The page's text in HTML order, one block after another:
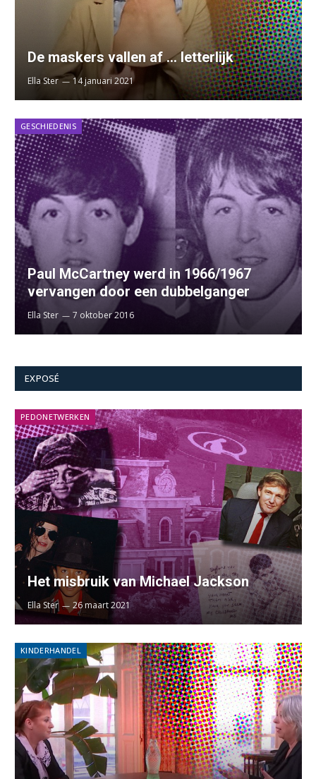
De maskers vallen af … letterlijk
Ella Ster 14 januari 2021
GESCHIEDENIS
Paul McCartney werd in 1966/1967
vervangen door een dubbelganger
Ella Ster 7 oktober 2016
EXPOSÉ
PEDONETWERKEN
Het misbruik van Michael Jackson
Ella Ster 26 maart 2021
KINDERHANDEL